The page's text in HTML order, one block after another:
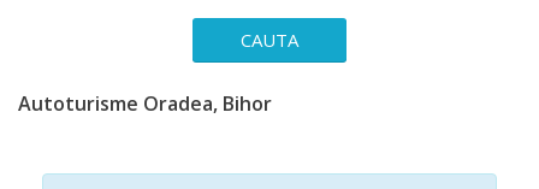
CAUTA
Autoturisme Oradea, Bihor